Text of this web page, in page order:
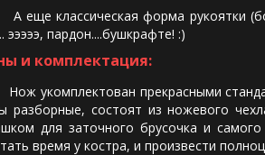
классическая форма рукоятки
эээээ, пардон....бушкрафте! :)
и комплектация:
прекрасными
разборные, состоят из ножевого
для заточного брусочка и
время у костра, и произвести